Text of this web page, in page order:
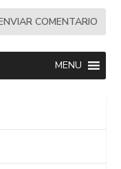
MENU